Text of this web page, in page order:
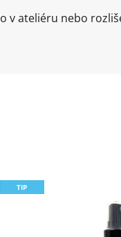
v ateliéru nebo
TIP